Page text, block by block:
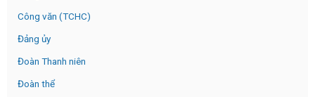
Công văn (TCHC)
Đảng ủy
Đoàn Thanh niên
Đoàn thể